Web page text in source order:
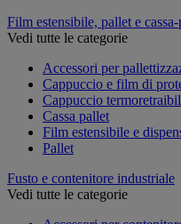
Film estensibile, pallet e
Vedi tutte le categorie
Accessori per
Cappuccio e film di
Cappuccio
Cassa pallet
Film estensibile e
Pallet
Fusto e contenitore industriale
Vedi tutte le categorie